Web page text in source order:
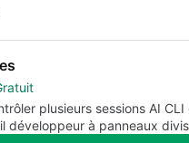
plusieurs sessions AI
développeur à panneaux